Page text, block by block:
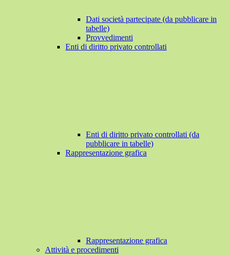
Dati società partecipate (da pubblicare in
tabelle)
Provvedimenti
Enti di diritto privato controllati
Enti di diritto privato controllati (da
pubblicare in tabelle)
Rappresentazione grafica
Rappresentazione grafica
Attività e procedimenti